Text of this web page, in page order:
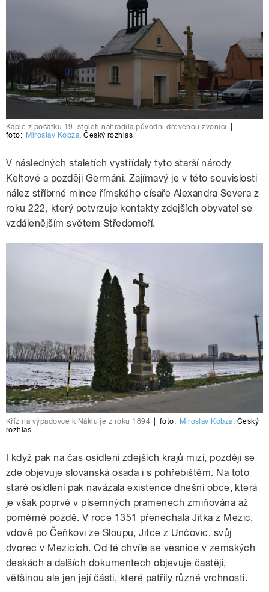
Kaple z počátku 19. století nahradila původní dřevěnou zvonici
foto: Miroslav Kobza,Český rozhlas
V následných staletích vystřídaly tyto starší národy
Keltové a později Germáni. Zajímavý je v této souvislosti
nález stříbrné mince římského císaře Alexandra Severa z
roku 222, který potvrzuje kontakty zdejších obyvatel se
vzdálenějším světem Středomoří.
Kříz na výpadovce k Náklu je z roku 1894 foto: Miroslav Kobza, Český
rozhlas
I když pak na čas osídlení zdejších krajů mizí, později se
zde objevuje slovanská osada i s pohřebištěm. Na toto
staré osídlení pak navázala existence dnešní obce, která
je však poprvé v písemných pramenech zmiňována až
poměrně pozdě. V roce 1351 přenechala Jitka z Mezic,
vdově po Čeňkovi ze Sloupu, Jitce z Unčovic, svůj
dvorec v Mezicích. Od té chvíle se vesnice v zemských
deskách a dalších dokumentech objevuje častěji,
většinou ale jen její části, které patřily různé vrchnosti.